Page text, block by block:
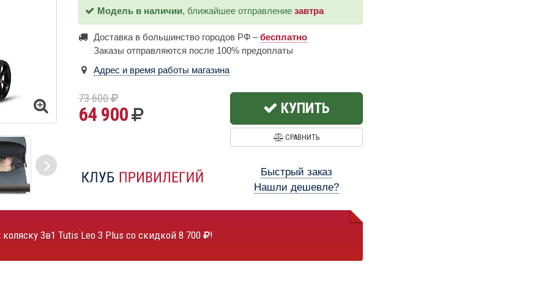
Модель в наличии, ближайшее отправление завтра
Доставка в большинство городов РФ –бесплатно
Заказы отправляются после 100% предоплаты
Адрес и время работы магазина
73 600
64 900 КУПИТЬ
СРАВНИТЬ
Быстрый заказ
Нашли дешевле?
3в1 Tutis Leo 3 Plus со скидкой 8 700 !